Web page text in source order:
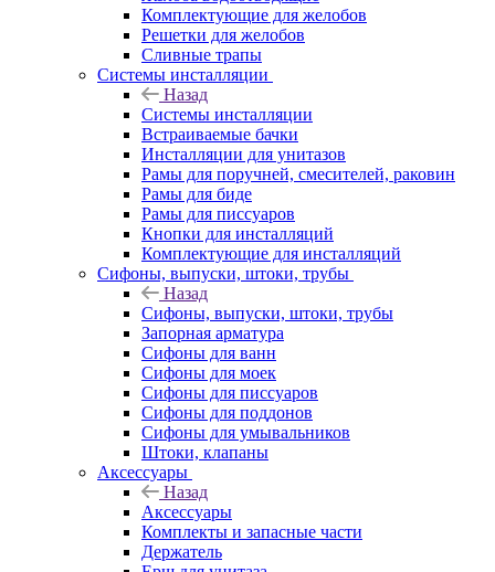
Комплектующие для желобов
Решетки для желобов
Сливные трапы
Системы инсталляции
Назад
Системы инсталляции
Встраиваемые бачки
Инсталляции для унитазов
Рамы для поручней, смесителей, раковин
Рамы для биде
Рамы для писсуаров
Кнопки для инсталляций
Комплектующие для инсталляций
Сифоны, выпуски, штоки, трубы
Назад
Сифоны, выпуски, штоки, трубы
Запорная арматура
Сифоны для ванн
Сифоны для моек
Сифоны для писсуаров
Сифоны для поддонов
Сифоны для умывальников
Штоки, клапаны
Аксессуары
Назад
Аксессуары
Комплекты и запасные части
Держатель